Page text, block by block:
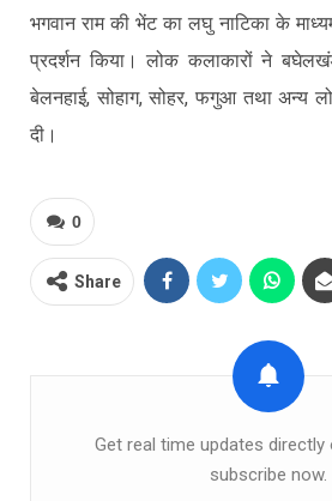
भगवान राम की भेंट का लघु नाटिका के
प्रदर्शन किया। लोक कलाकारों ने
बेलनहाई, सोहाग, सोहर, फगुआ तथा अन्य
दी।
0
Share
Get real time updates directly
subscribe now.